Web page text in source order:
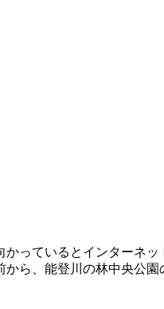
ているとインターネ
ら、能登川の林中央公